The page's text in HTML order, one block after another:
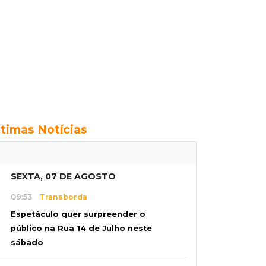
Notícias
SEXTA, 07 DE AGOSTO
09:53 Transborda
Espetáculo quer surpreender o
público na Rua 14 de Julho neste
sábado